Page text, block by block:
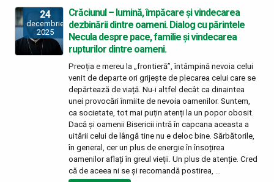
24
decembrie
2025
Crăciunul – lumină, împăcare și vindecarea
dezbinării dintre oameni. Dialog cu părintele
Necula despre pace, familie și vindecarea
rupturilor dintre oameni.
Preoția e mereu la „frontieră”, întâmpină nevoia celui
venit de departe ori grijește de plecarea celui care se
depărtează de viață. Nu-i altfel decât ca dinaintea
unei provocări înmiite de nevoia oamenilor. Suntem,
ca societate, tot mai puțin atenți la un popor obosit.
Dacă și oamenii Bisericii intră în capcana aceasta a
uitării celui de lângă tine nu e deloc bine. Sărbătorile,
în general, cer un plus de energie în însoțirea
oamenilor aflați în greul vieții. Un plus de atenție. Cred
că de aceea ni se și recomandă postirea, ...